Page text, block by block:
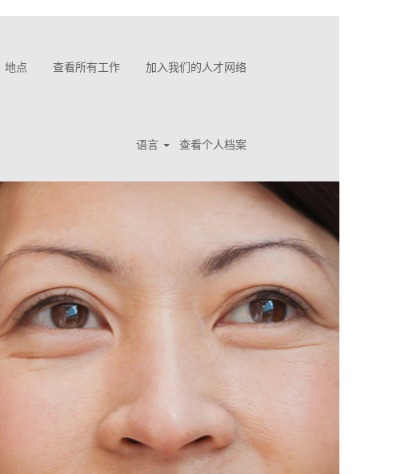
地点 查看所有工作 加入我们的人才网络
语言 查看个人档案